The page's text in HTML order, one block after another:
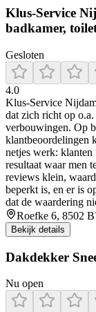
Klus-Service
badkamer,
Gesloten
4.0
Klus-Service
dat zich richt op
verbouwingen. Op
klantbeoordelingen
netjes werk: klanten
resultaat waar men
reviews klein,
beperkt is, en er is
dat de waardering
Roefke 6, 8502
Bekijk details
Dakdekker
Nu open